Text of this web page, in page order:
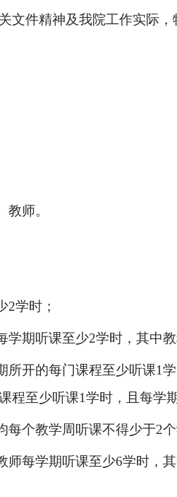
文件精神及我院工作实际，
师。
2学时；
学期听课至少2学时，其中
所开的每门课程至少听课1
程至少听课1学时，且每学
每个教学周听课不得少于2个
师每学期听课至少6学时，